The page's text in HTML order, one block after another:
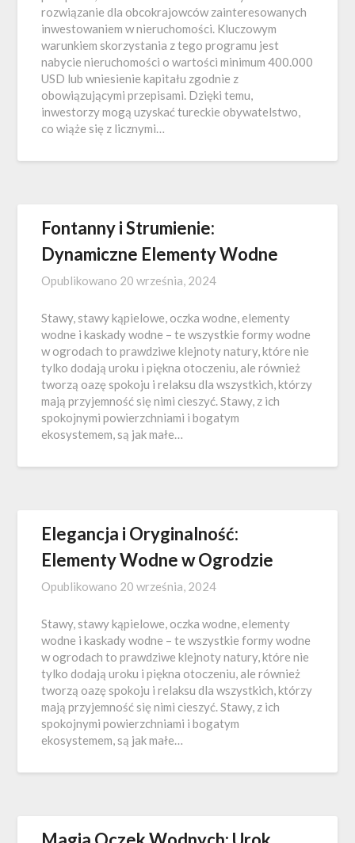
rozwiązanie dla obcokrajowców zainteresowanych
inwestowaniem w nieruchomości. Kluczowym
warunkiem skorzystania z tego programu jest
nabycie nieruchomości o wartości minimum 400.000
USD lub wniesienie kapitału zgodnie z
obowiązującymi przepisami. Dzięki temu,
inwestorzy mogą uzyskać tureckie obywatelstwo,
co wiąże się z licznymi…
Fontanny i Strumienie:
Dynamiczne Elementy Wodne
Opublikowano 20 września, 2024
Stawy, stawy kąpielowe, oczka wodne, elementy
wodne i kaskady wodne – te wszystkie formy wodne
w ogrodach to prawdziwe klejnoty natury, które nie
tylko dodają uroku i piękna otoczeniu, ale również
tworzą oazę spokoju i relaksu dla wszystkich, którzy
mają przyjemność się nimi cieszyć. Stawy, z ich
spokojnymi powierzchniami i bogatym
ekosystemem, są jak małe…
Elegancja i Oryginalność:
Elementy Wodne w Ogrodzie
Opublikowano 20 września, 2024
Stawy, stawy kąpielowe, oczka wodne, elementy
wodne i kaskady wodne – te wszystkie formy wodne
w ogrodach to prawdziwe klejnoty natury, które nie
tylko dodają uroku i piękna otoczeniu, ale również
tworzą oazę spokoju i relaksu dla wszystkich, którzy
mają przyjemność się nimi cieszyć. Stawy, z ich
spokojnymi powierzchniami i bogatym
ekosystemem, są jak małe…